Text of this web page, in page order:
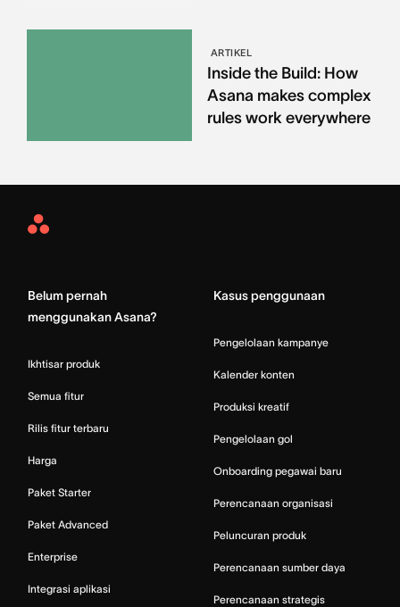
ARTIKEL
Inside the Build: How
Asana makes complex
rules work everywhere
Asana
Belum pernah
menggunakan Asana?
Ikhtisar produk
Semua fitur
Rilis fitur terbaru
Harga
Paket Starter
Paket Advanced
Enterprise
Integrasi aplikasi
Kasus penggunaan
Pengelolaan kampanye
Kalender konten
Produksi kreatif
Pengelolaan gol
Onboarding pegawai baru
Perencanaan organisasi
Peluncuran produk
Perencanaan sumber daya
Perencanaan strategis